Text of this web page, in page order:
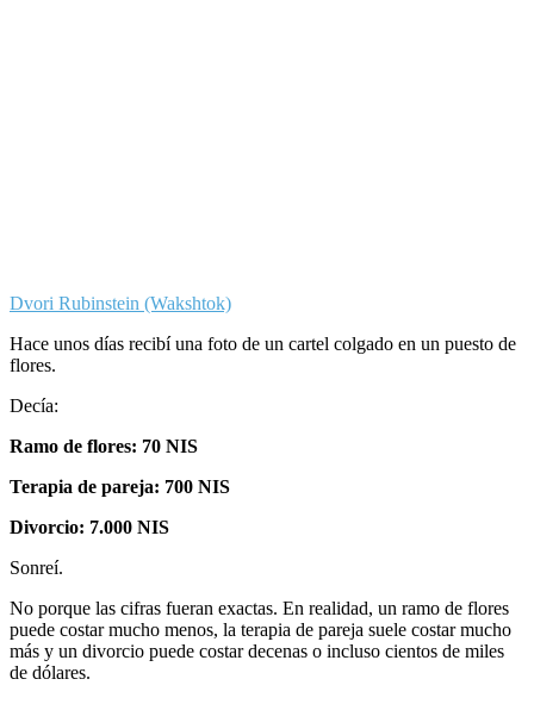
Dvori Rubinstein (Wakshtok)
Hace unos días recibí una foto de un cartel colgado en un puesto de
flores.
Decía:
Ramo de flores: 70 NIS
Terapia de pareja: 700 NIS
Divorcio: 7.000 NIS
Sonreí.
No porque las cifras fueran exactas. En realidad, un ramo de flores
puede costar mucho menos, la terapia de pareja suele costar mucho
más y un divorcio puede costar decenas o incluso cientos de miles
de dólares.